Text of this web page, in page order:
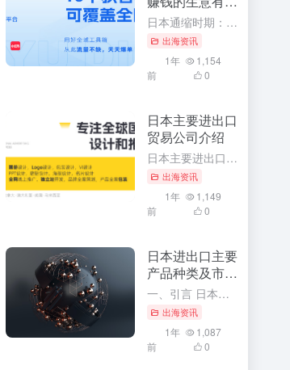
些
日本通缩时期：揭示最赚钱的生意与独特商机 随着日本经济进入通缩时期，许多投资者和企业家都在寻找能够在这一特殊时期获得最大收益的生意。本文将深入探讨在通缩时期，哪些生意最赚钱，并分析这些生意背后的产品或...
出海资讯
1年
前
1,154
0
日本主要进出口
贸易公司介绍
日本主要进出口贸易公司深度解析：引领全球贸易的领军品牌 随着全球经济一体化的深入发展，日本作为世界经济的重要一环，其进出口贸易在全球范围内具有举足轻重的地位。本文将详细介绍日本主要的进出口贸易公司，深...
出海资讯
1年
前
1,149
0
日本进出口主要
产品种类及市场
前景
一、引言 日本，作为全球重要的经济体之一，其进出口贸易在全球贸易格局中占据着举足轻重的地位。了解日本进出口主要产品种类及其市场前景，对于把握全球贸易趋势、预测市场走向、以及制定企业战略决策具有重要的指...
出海资讯
1年
前
1,087
0